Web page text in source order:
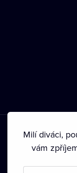
Podmínky
Milí diváci,
vám